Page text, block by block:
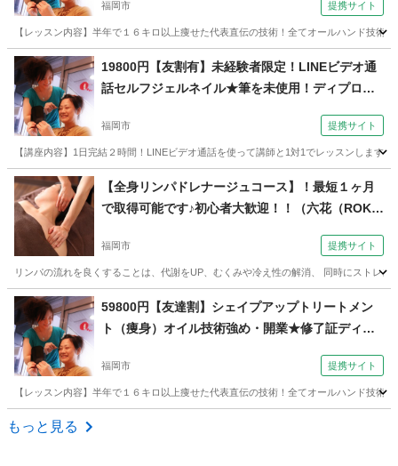
校）
福岡市 提携サイト
【レッスン内容】半年で１６キロ以上痩せた代表直伝の技術！全てオールハンド技
福岡 福岡市 エステ
19800円【友割有】未経験者限定！LINEビデオ通
話セルフジェルネイル★筆を未使用！ディプロマ
校）
福岡市 提携サイト
【講座内容】1日完結２時間！LINEビデオ通話を使って講師と1対1でレッスンしま
福岡 福岡市 ネイル
【全身リンパドレナージュコース】！最短１ヶ月
で取得可能です♪初心者大歓迎！！（六花（ROKK
福岡市 提携サイト
リンパの流れを良くすることは、代謝をUP、むくみや冷え性の解消、 同時にストレ
福岡 福岡市 マッサージ
59800円【友達割】シェイプアップトリートメン
ト（痩身）オイル技術強め・開業★修了証ディプ
校）
福岡市 提携サイト
【レッスン内容】半年で１６キロ以上痩せた代表直伝の技術！全てオールハンド技
福岡 福岡市
もっと見る